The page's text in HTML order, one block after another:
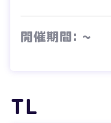
開催期間: ~
TL